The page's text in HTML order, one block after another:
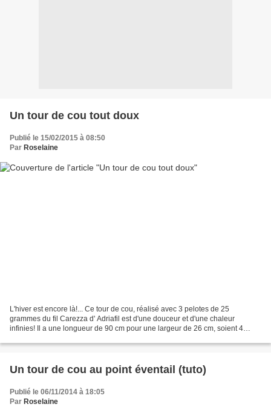
Un tour de cou tout doux
Publié le 15/02/2015 à 08:50
Par Roselaine
L'hiver est encore là!... Ce tour de cou, réalisé avec 3 pelotes de 25
grammes du fil Carezza d' Adriafil est d'une douceur et d'une chaleur
infinies! Il a une longueur de 90 cm pour une largeur de 26 cm, soient 4
Un tour de cou au point éventail (tuto)
Publié le 06/11/2014 à 18:05
Par Roselaine